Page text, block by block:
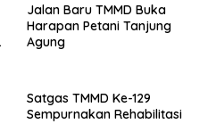
Jalan Baru TMMD Buka
Harapan Petani Tanjung
Agung
Satgas TMMD Ke-129
Sempurnakan Rehabilitasi